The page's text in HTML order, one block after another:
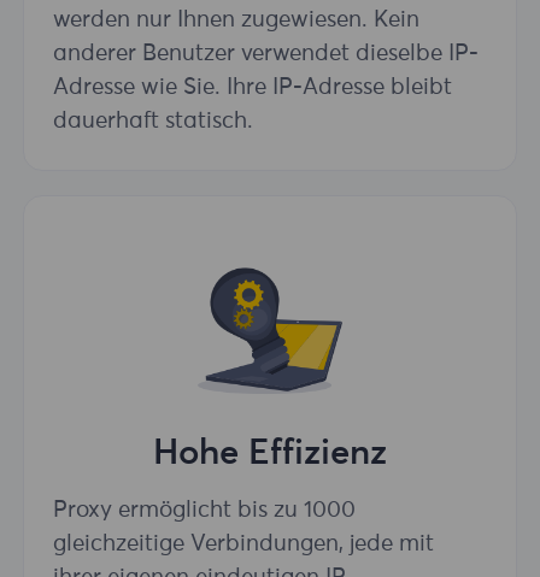
werden nur Ihnen zugewiesen. Kein
anderer Benutzer verwendet dieselbe IP-
Adresse wie Sie. Ihre IP-Adresse bleibt
dauerhaft statisch.
Hohe Effizienz
Proxy ermöglicht bis zu 1000
gleichzeitige Verbindungen, jede mit